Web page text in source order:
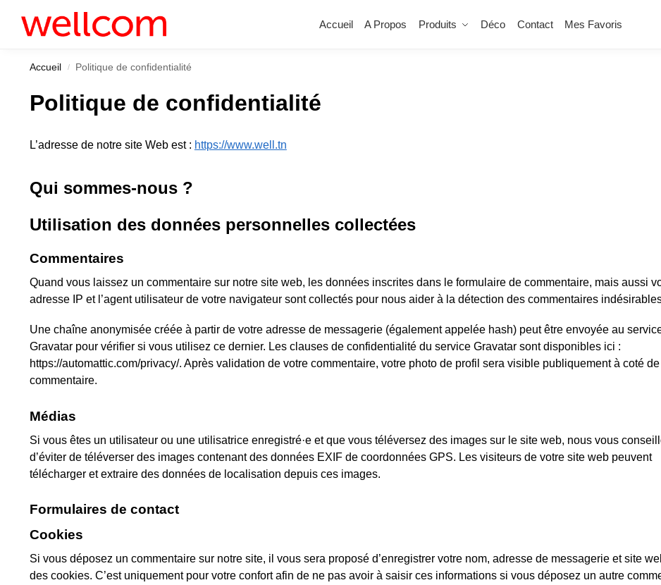
Accueil A Propos Produits Déco Contact Mes Favoris
Récemment ajouté
Accueil / Politique de confidentialité
Politique de confidentialité
L’adresse de notre site Web est : https://www.well.tn
Qui sommes-nous ?
Utilisation des données personnelles collectées
Commentaires
Quand vous laissez un commentaire sur notre site web, les données inscrites dans le formulaire de commentaire, mais aussi
adresse IP et l’agent utilisateur de votre navigateur sont collectés pour nous aider à la détection des commentaires
Une chaîne anonymisée créée à partir de votre adresse de messagerie (également appelée hash) peut être envoyée au
Gravatar pour vérifier si vous utilisez ce dernier. Les clauses de confidentialité du service Gravatar sont disponibles ici :
https://automattic.com/privacy/. Après validation de votre commentaire, votre photo de profil sera visible publiquement à coté
commentaire.
Médias
Si vous êtes un utilisateur ou une utilisatrice enregistré·e et que vous téléversez des images sur le site web, nous vous
d’éviter de téléverser des images contenant des données EXIF de coordonnées GPS. Les visiteurs de votre site web peuvent
télécharger et extraire des données de localisation depuis ces images.
Formulaires de contact
Cookies
Si vous déposez un commentaire sur notre site, il vous sera proposé d’enregistrer votre nom, adresse de messagerie et site
des cookies. C’est uniquement pour votre confort afin de ne pas avoir à saisir ces informations si vous déposez un autre